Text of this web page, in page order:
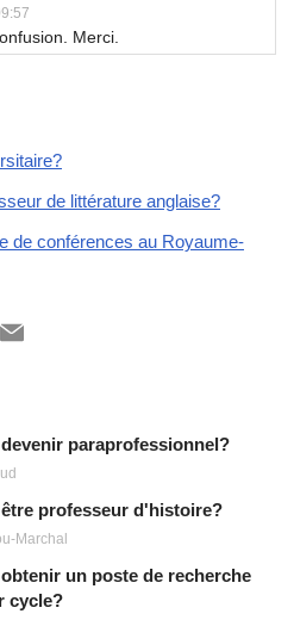
Merci.
de littérature anglaise?
de conférences au Royaume-
paraprofessionnel?
professeur d'histoire?
Marchal
un poste de recherche
cycle?